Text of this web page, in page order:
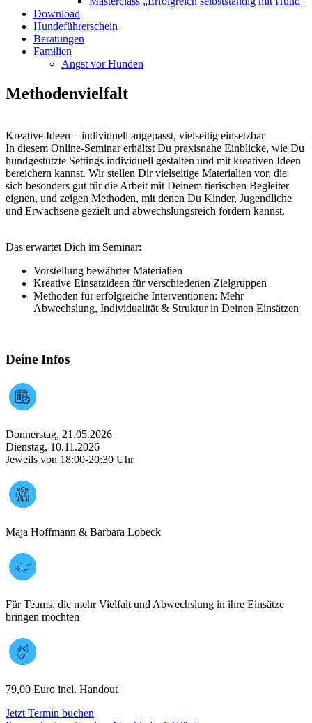
Download
Hundeführerschein
Beratungen
Familien
Angst vor Hunden
Methodenvielfalt
Kreative Ideen – individuell angepasst, vielseitig einsetzbar
In diesem Online-Seminar erhältst Du praxisnahe Einblicke, wie Du
hundgestützte Settings individuell gestalten und mit kreativen Ideen
bereichern kannst. Wir stellen Dir vielseitige Materialien vor, die
sich besonders gut für die Arbeit mit Deinem tierischen Begleiter
eignen, und zeigen Methoden, mit denen Du Kinder, Jugendliche
und Erwachsene gezielt und abwechslungsreich fördern kannst.
Das erwartet Dich im Seminar:
Vorstellung bewährter Materialien
Kreative Einsatzideen für verschiedenen Zielgruppen
Methoden für erfolgreiche Interventionen: Mehr
Abwechslung, Individualität & Struktur in Deinen Einsätzen
Deine Infos
Donnerstag, 21.05.2026
Dienstag, 10.11.2026
Jeweils von 18:00-20:30 Uhr
Maja Hoffmann & Barbara Lobeck
Für Teams, die mehr Vielfalt und Abwechslung in ihre Einsätze
bringen möchten
79,00 Euro incl. Handout
Jetzt Termin buchen